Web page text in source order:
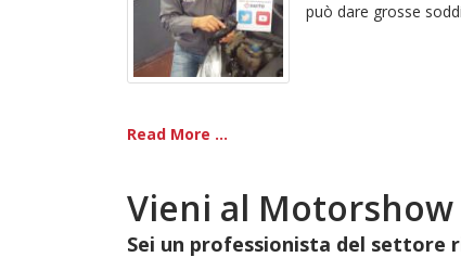
può dare grosse
Read More ...
Vieni al
Sei un professionista del